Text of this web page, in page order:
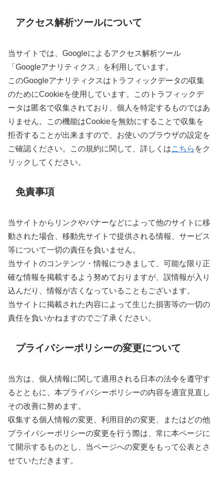
アクセス解析ツールについて
当サイトでは、Googleによるアクセス解析ツール
「Googleアナリティクス」を利用しています。
このGoogleアナリティクスはトラフィックデータの収集
のためにCookieを使用しています。このトラフィックデ
ータは匿名で収集されており、個人を特定するものではあ
りません。この機能はCookieを無効にすることで収集を
拒否することが出来ますので、お使いのブラウザの設定を
ご確認ください。この規約に関して、詳しくはこちら をク
リックしてください。
免責事項
当サイトからリンクやバナーなどによって他のサイトに移
動された場合、移動先サイトで提供される情報、サービス
等について一切の責任を負いません。
当サイトのコンテンツ・情報につきまして、可能な限り正
確な情報を掲載するよう努めておりますが、誤情報が入り
込んだり、情報が古くなっていることもございます。
当サイトに掲載された内容によって生じた損害等の一切の
責任を負いかねますのでご了承ください。
プライバシーポリシーの変更について
当方は、個人情報に関して適用される日本の法令を遵守す
るとともに、本プライバシーポリシーの内容を適宜見直し
その改善に努めます。
収集する個人情報の変更、利用目的の変更、またはどの他
プライバシーポリシーの変更を行う際は、常に本ページに
て開示するものとし、当ページへの変更をもって公表とさ
せていただきます。